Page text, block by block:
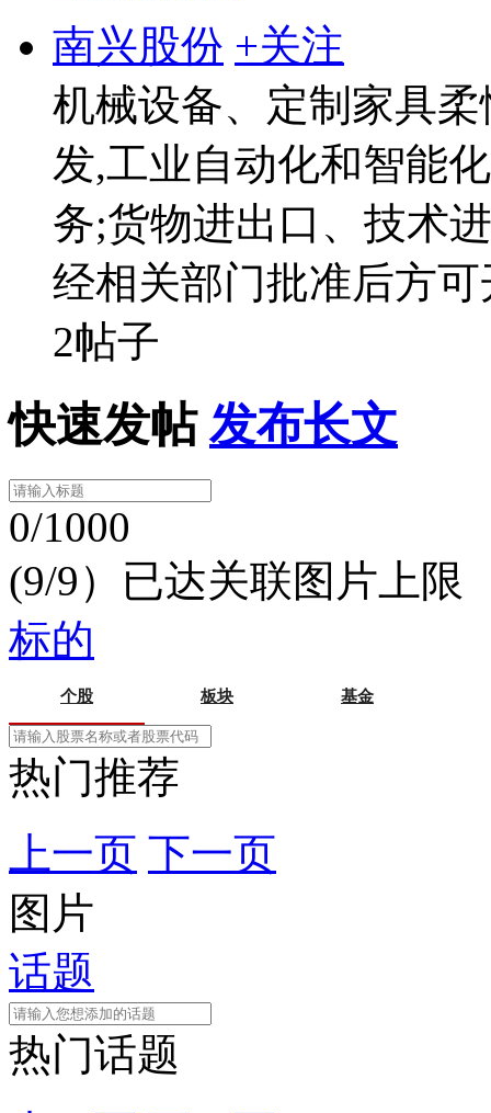
南兴股份 +关注
机械设备、定制家具
发,工业自动化和智能
务;货物进出口、技术
经相关部门批准后方
2帖子
快速发帖 发布长文
0/1000
(9/9）已达关联图片上限
标的
个股 板块 基金
热门推荐
上一页 下一页
图片
话题
热门话题